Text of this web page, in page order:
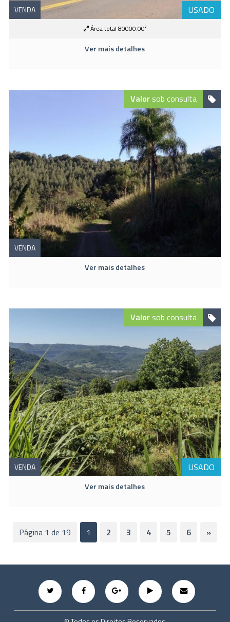
USADO
VENDA
Área total 80000.00²
Ver mais detalhes
Valorsob consulta
VENDA
Ver mais detalhes
USADO
Valorsob consulta
VENDA
Ver mais detalhes
Página 1 de 19 1 2 3 4 5 6 »